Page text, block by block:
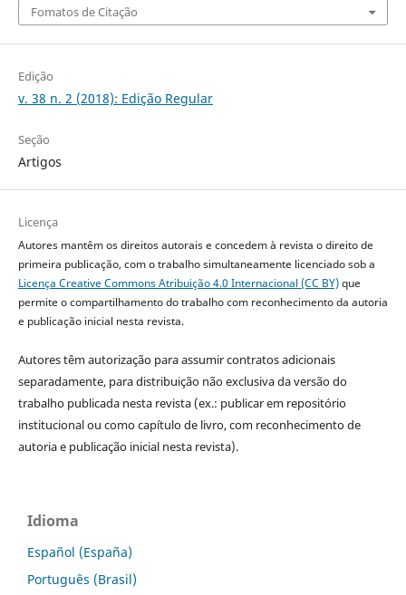
Fomatos de Citação
Edição
v. 38 n. 2 (2018): Edição Regular
Seção
Artigos
Licença
Autores mantêm os direitos autorais e concedem à revista o direito de
primeira publicação, com o trabalho simultaneamente licenciado sob a
Licença Creative Commons Atribuição 4.0 Internacional (CC BY)que
permite o compartilhamento do trabalho com reconhecimento da autoria
e publicação inicial nesta revista.
Autores têm autorização para assumir contratos adicionais
separadamente, para distribuição não exclusiva da versão do
trabalho publicada nesta revista (ex.: publicar em repositório
institucional ou como capítulo de livro, com reconhecimento de
autoria e publicação inicial nesta revista).
Idioma
Español (España)
Português (Brasil)